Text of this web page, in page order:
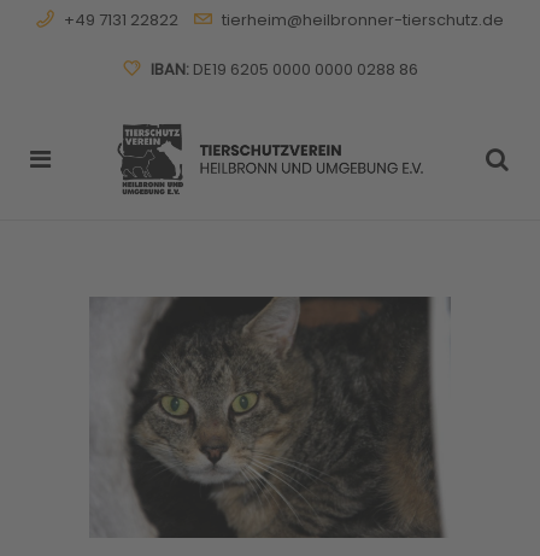
+49 7131 22822 tierheim@heilbronner-tierschutz.de
IBAN:DE19 6205 0000 0000 0288 86